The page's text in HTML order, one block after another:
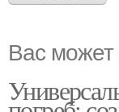
Вас может